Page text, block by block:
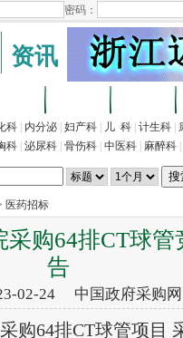
资讯
科 内分泌 妇产科 儿 科 计生科
科 泌尿科 骨伤科 中医科 麻醉科
医药招标
购64排CT球管
告
02-24 中国政府采购
64排CT球管项目